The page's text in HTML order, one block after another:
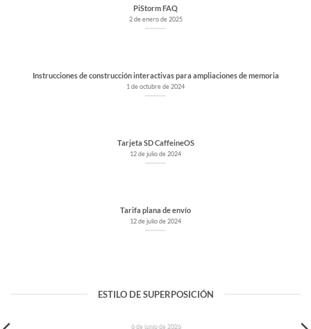
PiStorm FAQ
2 de enero de 2025
Instrucciones de construcción interactivas para ampliaciones de memoria
1 de octubre de 2024
Tarjeta SD CaffeineOS
12 de julio de 2024
Tarifa plana de envío
12 de julio de 2024
ESTILO DE SUPERPOSICIÓN
6 de junio de 2026